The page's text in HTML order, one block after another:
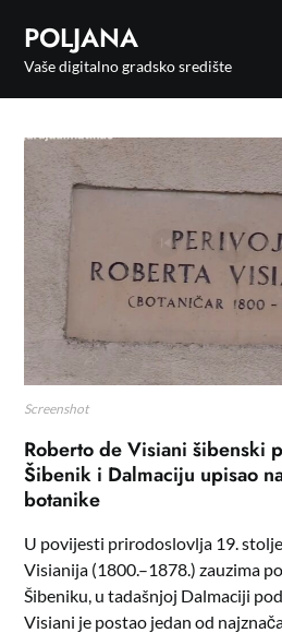
POLJANA
Vaše digitalno gradsko središte
Screenshot
Roberto de Visiani šibenski
Šibenik i Dalmaciju upisao
botanike
U povijesti prirodoslovlja 19.
Visianija (1800.–1878.) zauzima
Šibeniku, u tadašnjoj Dalmaciji
Visiani je postao jedan od